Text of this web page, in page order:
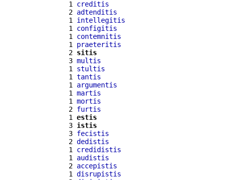
  1
creditis
  2
adtenditis
  1
intellegitis
  1
configitis
  1
contemnitis
  1
praeteritis
  2
sitis
  3
multis
  1
stultis
  1
tantis
  1
argumentis
  1
martis
  1
mortis
  2
furtis
  1
estis
  3
istis
  3
fecistis
  2
dedistis
  1
credidistis
  1
audistis
  2
accepistis
  1
disrupistis